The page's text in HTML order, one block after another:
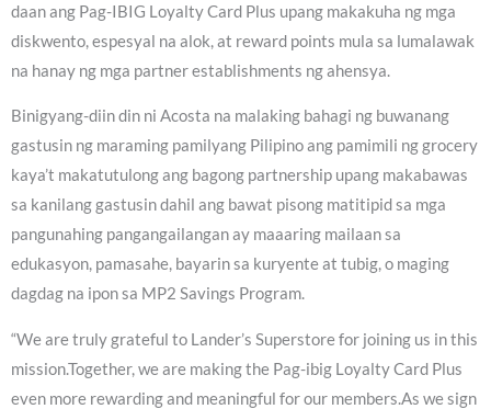
daan ang Pag-IBIG Loyalty Card Plus upang makakuha ng mga
diskwento, espesyal na alok, at reward points mula sa lumalawak
na hanay ng mga partner establishments ng ahensya.
Binigyang-diin din ni Acosta na malaking bahagi ng buwanang
gastusin ng maraming pamilyang Pilipino ang pamimili ng grocery
kaya’t makatutulong ang bagong partnership upang makabawas
sa kanilang gastusin dahil ang bawat pisong matitipid sa mga
pangunahing pangangailangan ay maaaring mailaan sa
edukasyon, pamasahe, bayarin sa kuryente at tubig, o maging
dagdag na ipon sa MP2 Savings Program.
“We are truly grateful to Lander’s Superstore for joining us in this
mission.Together, we are making the Pag-ibig Loyalty Card Plus
even more rewarding and meaningful for our members.As we sign